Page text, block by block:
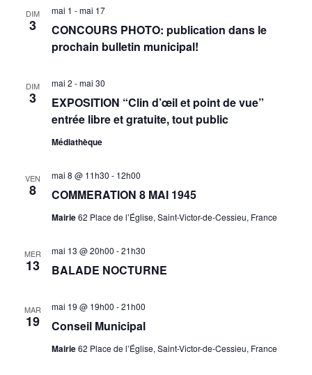
de
date.
DIM
3
CONCOURS PHOTO: publication dans le
prochain bulletin municipal!
mai 1 -mai 17
DIM
3
EXPOSITION “Clin d’œil et point de vue”
entrée libre et gratuite, tout public
mai 2 -mai 30
Médiathèque
VEN
8 COMMERATION 8 MAI 1945
mai 8 @ 11h30 - 12h00
Mairie62 Place de l’Église, Saint-Victor-de-Cessieu, France
MER
13 BALADE NOCTURNE
mai 13 @ 20h00 -21h30
MAR
19 Conseil Municipal
mai 19 @ 19h00 -21h00
Mairie62 Place de l’Église, Saint-Victor-de-Cessieu, France